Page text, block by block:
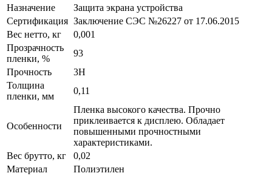
Назначение
Защита экрана устройства
Сертификация Заключение СЭС №26227 от 17.06.2015
Вес нетто, кг
0,001
Прозрачность
пленки, %
93
Прочность
3H
Толщина
пленки, мм
0,11
Особенности
Пленка высокого качества. Прочно
приклеивается к дисплею. Обладает
повышенными прочностными
характеристиками.
Вес брутто, кг
0,02
Материал
Полиэтилен